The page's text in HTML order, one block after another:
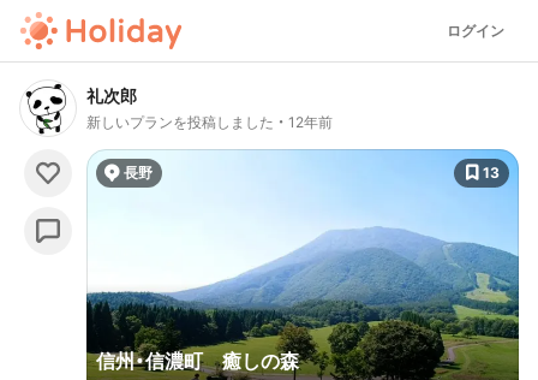
ログイン
礼次郎
新しいプランを投稿しました 12年前
長野 13
信州・信濃町 癒しの森